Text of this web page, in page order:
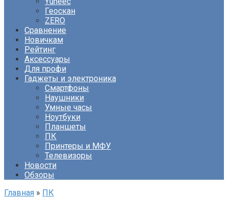
Геоскан
ZERO
Сравнение
Новичкам
Рейтинг
Аксессуары
Для профи
Гаджеты и электроника
Смартфоны
Наушники
Умные часы
Ноутбуки
Планшеты
ПК
Принтеры и МФУ
Телевизоры
Новости
Обзоры
Главная » ПК